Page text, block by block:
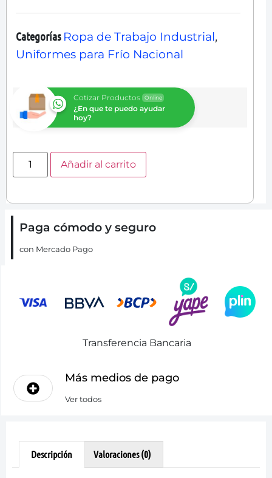
Categorías Ropa de Trabajo Industrial,
Uniformes para Frío Nacional
Cotizar Productos Online
¿En que te puedo ayudar
hoy?
Añadir al carrito
Paga cómodo y seguro
con Mercado Pago
Transferencia Bancaria
Más medios de pago
Ver todos
Descripción Valoraciones (0)